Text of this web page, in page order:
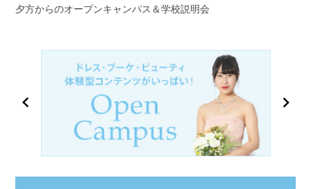
夕方からのオープンキャンパス＆学校説明会